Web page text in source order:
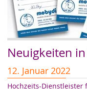
Neuigkeiten
12. Januar 2022
Hochzeits-Dienstleister